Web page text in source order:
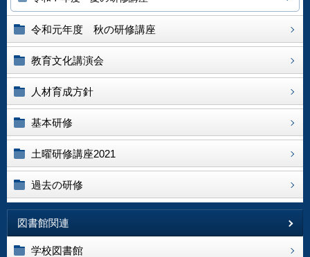
令和元年度 秋の研修講座
教育文化講演会
人材育成方針
基本研修
土曜研修講座2021
過去の研修
図書館関連
学校図書館